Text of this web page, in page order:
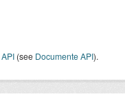
API (see Documente API).